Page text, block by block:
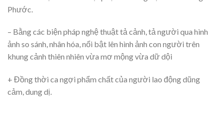
Phước.
– Bằng các biện pháp nghệ thuật tả cảnh, tả người qua hình
ảnh so sánh, nhân hóa, nổi bật lên hình ảnh con người trên
khung cảnh thiên nhiên vừa mơ mộng vừa dữ dội
+ Đồng thời ca ngợi phẩm chất của người lao động dũng
cảm, dung dị.